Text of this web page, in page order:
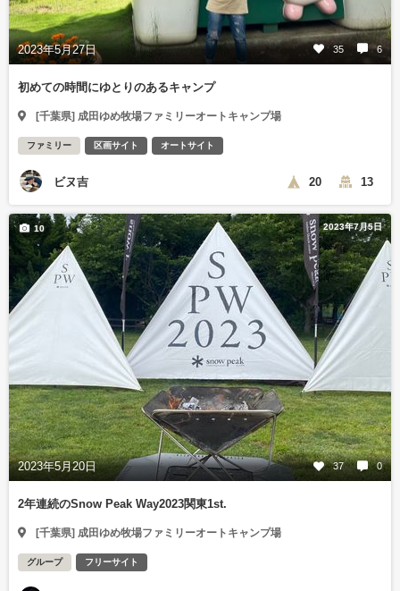
2023年5月27日 35 6
初めての時間にゆとりのあるキャンプ
[千葉県] 成田ゆめ牧場ファミリーオートキャンプ場
ファミリー 区画サイト オートサイト
ビヌ吉 20 13
2023年7月5日
2023年5月20日 37 0
10
2年連続のSnow Peak Way2023関東1st.
[千葉県] 成田ゆめ牧場ファミリーオートキャンプ場
グループ フリーサイト